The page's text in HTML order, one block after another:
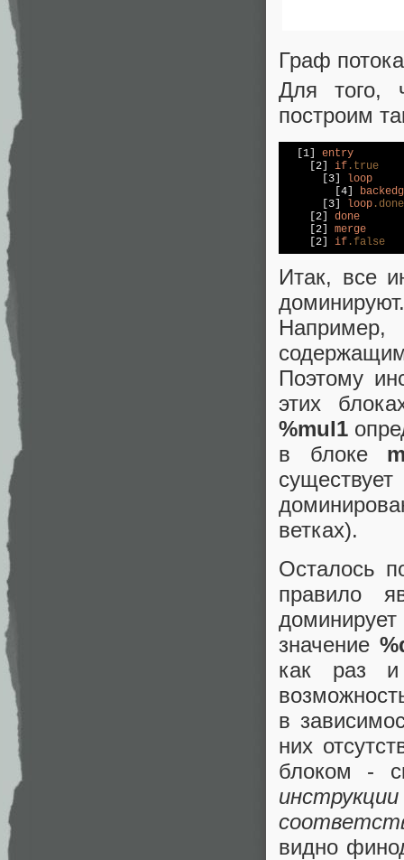
Граф
Для того,
построим
[1]
entry
[2]
if .true
[3]
loop
[4]
[3]
loop .done
[2]
done
[2]
merge
[2]
if .false
Итак, все
Поэтому
этих
%mul1
в блоке
ветках).
Осталось
правило
значение
как раз
в
них
блоком -
видно